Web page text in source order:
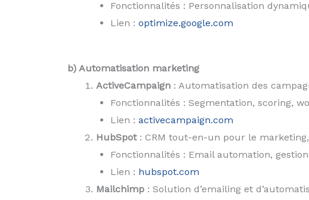
Fonctionnalités : Personnalisation
Lien : optimize.google.com
b) Automatisation marketing
ActiveCampaign: Automatisation des
Fonctionnalités : Segmentation, scoring,
Lien : activecampaign.com
HubSpot: CRM tout-en-un pour le
Fonctionnalités : Email automation,
Lien : hubspot.com
Mailchimp: Solution d’emailing et